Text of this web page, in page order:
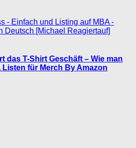
das T-Shirt Geschäft – Wie man
Listen für Merch By Amazon